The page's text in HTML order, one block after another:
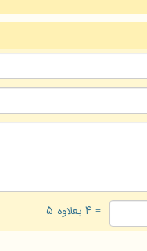
= ۴ بعلاوه ۵